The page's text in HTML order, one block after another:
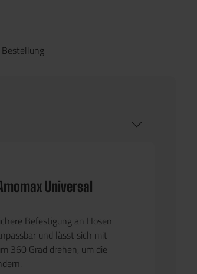
Universal
Befestigung an Hosen
und lässt sich mit
360 Grad drehen, um die